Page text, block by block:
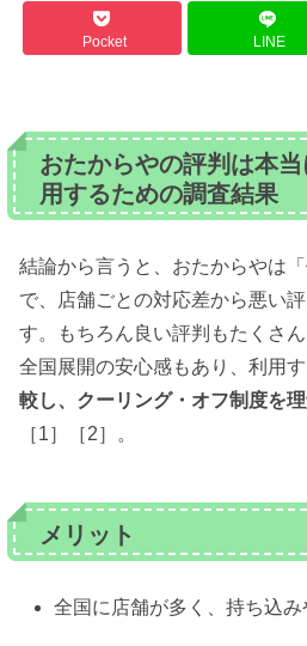
Pocket LINE
おたからやの評判は本
用するための調査結果
結論から言うと、おたからやは
で、店舗ごとの対応差から悪い
す。もちろん良い評判もたくさん
全国展開の安心感もあり、利用
較し、クーリング・オフ制度を
［1］［2］。
メリット
全国に店舗が多く、持ち込み